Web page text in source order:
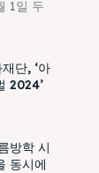
1일 두
단, ‘아
2024’
방학 시
동시에